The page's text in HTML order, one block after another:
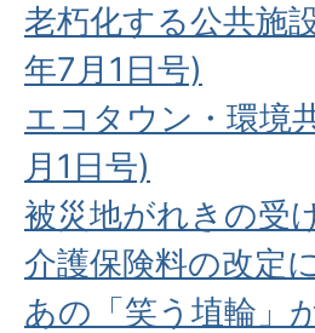
老朽化する公共施
年7月1日号)
エコタウン・環境
月1日号)
被災地がれきの受
介護保険料の改定
あの「笑う埴輪」